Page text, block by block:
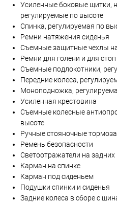
Усиленные боковые щитки,
регулируемые по высоте
Спинка, регулируемая по
Ремни натяжения сиденья
Съемные защитные чехлы
Ремни для голени и для стоп
Съемные подлокотники,
Передние колеса,
Моноподножка,
Усиленная крестовина
Съемные колесные
высоте
Ручные стояночные тормоза
Ремень безопасности
Светоотражатели на задних
Карман на спинке
Карман под сиденьем
Подушки спинки и сиденья
Задние колеса в сборе с